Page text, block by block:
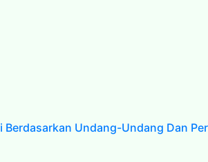
Undang-Undang Dan